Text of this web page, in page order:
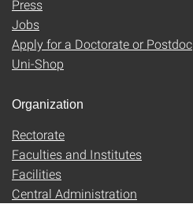
Press
Jobs
Apply for a Doctorate or Postdoc
Uni-Shop
Organization
Rectorate
Faculties and Institutes
Facilities
Central Administration